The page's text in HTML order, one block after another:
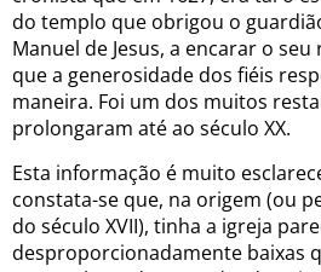
do templo que obrigou o
Manuel de Jesus, a encarar o
que a generosidade dos fiéis
maneira. Foi um dos muitos
prolongaram até ao século XX.
Esta informação é muito
constata-se que, na origem (ou
do século XVII), tinha a igreja
desproporcionadamente baixas